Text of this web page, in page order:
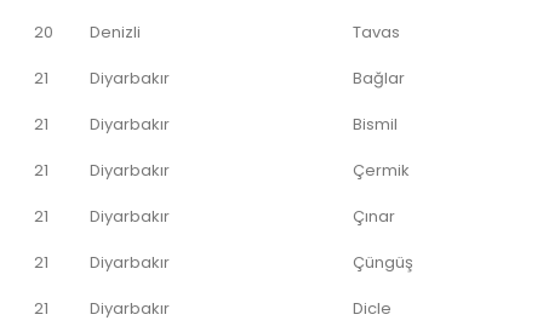
20
Denizli
Tavas
21
Diyarbakır
Bağlar
21
Diyarbakır
Bismil
21
Diyarbakır
Çermik
21
Diyarbakır
Çınar
21
Diyarbakır
Çüngüş
21
Diyarbakır
Dicle